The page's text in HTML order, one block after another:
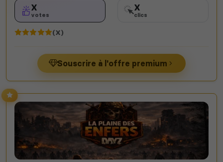
X
votes
X
clics
(X)
Souscrire à l'offre premium